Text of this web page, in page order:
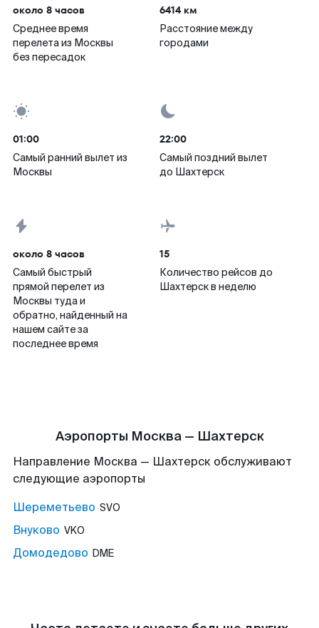
около 8 часов
Среднее время
перелета из Москвы
без пересадок
6414 км
Расстояние между
городами
01:00
Самый ранний вылет из
Москвы
22:00
Самый поздний вылет
до Шахтерск
около 8 часов
Самый быстрый
прямой перелет из
Москвы туда и
обратно, найденный на
нашем сайте за
последнее время
15
Количество рейсов до
Шахтерск в неделю
Аэропорты Москва — Шахтерск
Направление Москва — Шахтерск обслуживают
следующие аэропорты
Шереметьево SVO
Внуково VKO
Домодедово DME